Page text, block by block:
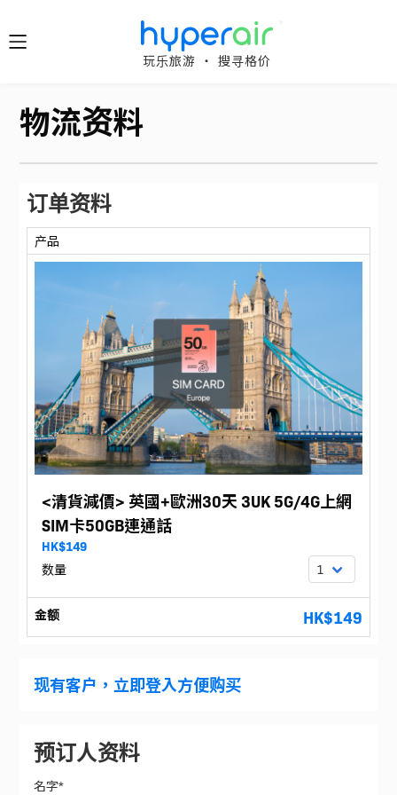
随时随
旅游
下载 HyperAir
应用程式并首
次登记，即享
HK$10 优惠迎
新礼遇！
载 App
玩乐旅游 ‧ 搜寻格价
物流资料
订单资料
产品
<清貨減價> 英國+歐洲30天 3UK 5G/4G上網
SIM卡50GB連通話
HK$149
数量
金额 HK$149
现有客户，立即登入方便购买
预订人资料
名字*